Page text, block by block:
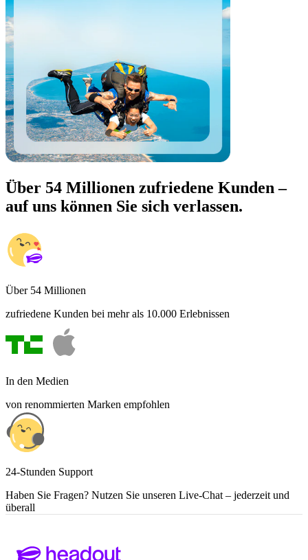
Über 54 Millionen zufriedene Kunden –
auf uns können Sie sich verlassen.
Über 54 Millionen
zufriedene Kunden bei mehr als 10.000 Erlebnissen
In den Medien
von renommierten Marken empfohlen
24-Stunden Support
Haben Sie Fragen? Nutzen Sie unseren Live-Chat – jederzeit und
überall